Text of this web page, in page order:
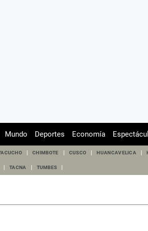
Mundo Deportes Economía
CHIMBOTE CUSCO HUANCAVELICA
TACNA TUMBES